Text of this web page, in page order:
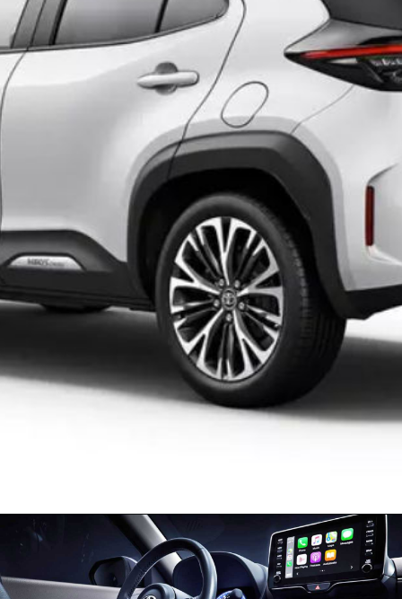
https://falaregional.com.br/yaris-2023-precos-e-versoes-revelados-confira-a-ficha-tecnica-fotos-e-valores-do-novo-hatch-automatico-xls.html/?via=webs&tipo=amp